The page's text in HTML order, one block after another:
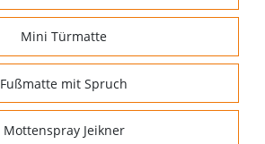
Mini Türmatte
Fußmatte mit Spruch
Mottenspray Jeikner